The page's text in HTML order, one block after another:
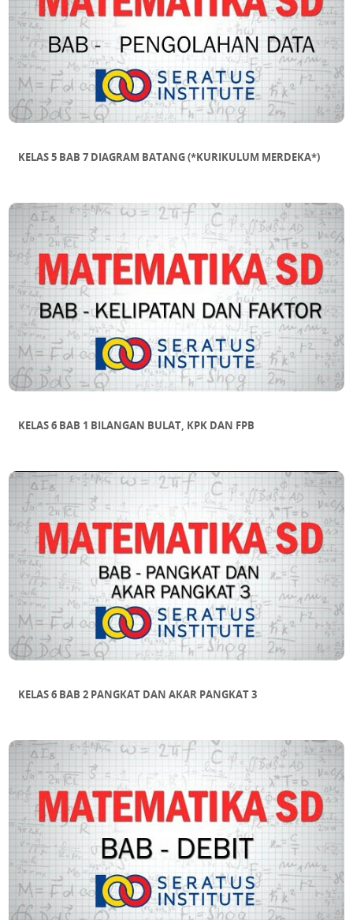
KELAS 5 BAB 7 DIAGRAM BATANG (*KURIKULUM MERDEKA*)
KELAS 6 BAB 1 BILANGAN BULAT, KPK DAN FPB
KELAS 6 BAB 2 PANGKAT DAN AKAR PANGKAT 3